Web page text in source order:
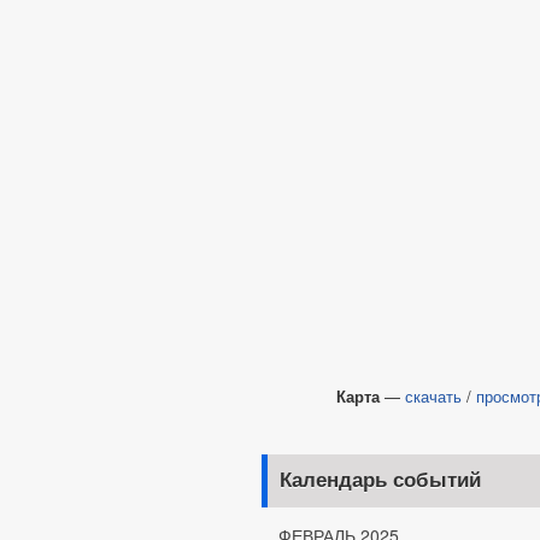
Карта — скачать /
Календарь событий
ФЕВРАЛЬ 2025